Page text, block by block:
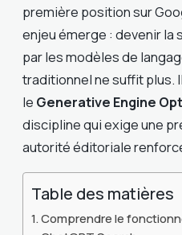
première position sur
enjeu émerge : devenir
par les modèles de
traditionnel ne suffit plus.
le Generative Engine
discipline qui exige une
autorité éditoriale
Table des matières
Comprendre le